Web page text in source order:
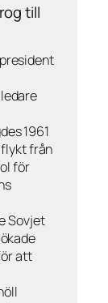
till
1961
från
för
Sovjet
att